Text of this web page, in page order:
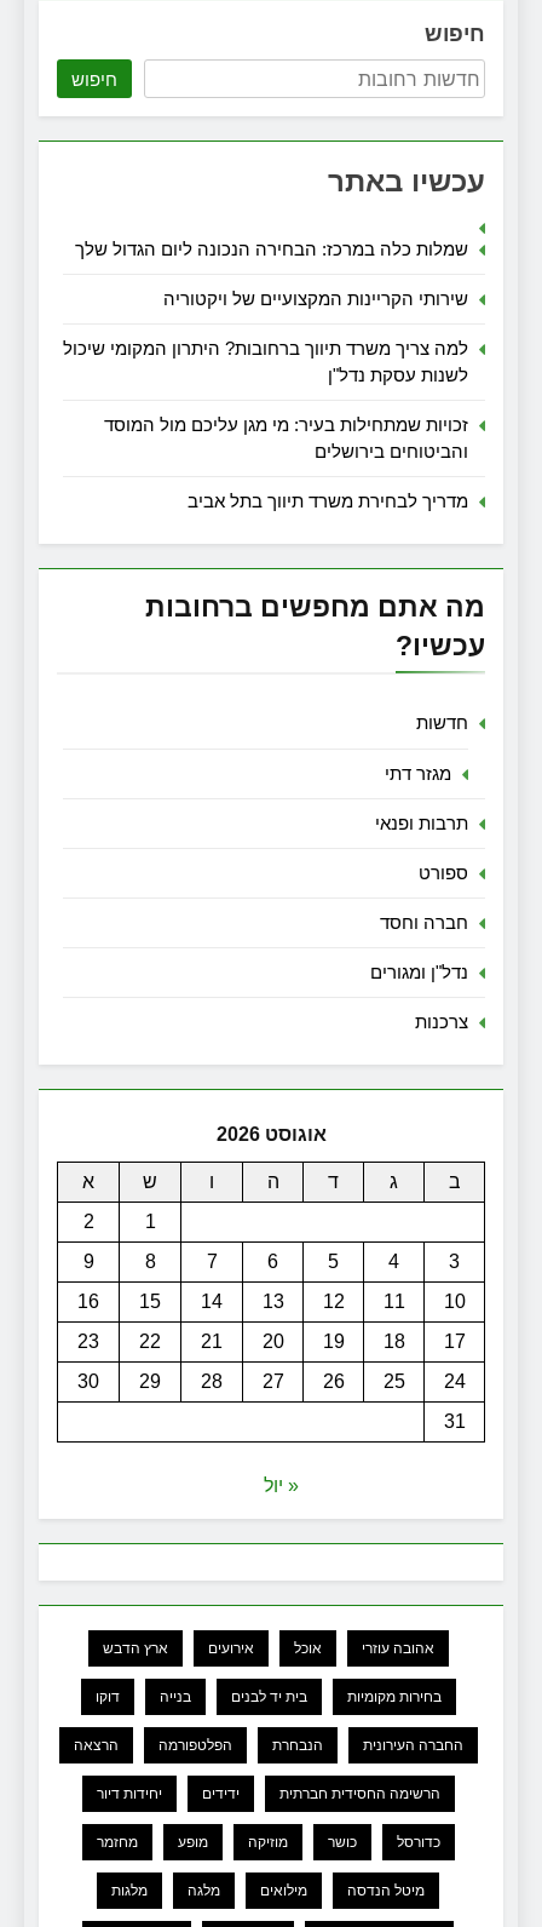
חיפוש
חיפוש
עכשיו באתר
שמלות כלה במרכז: הבחירה הנכונה ליום הגדול שלך
שירותי הקריינות המקצועיים של ויקטוריה
למה צריך משרד תיווך ברחובות? היתרון המקומי שיכול
לשנות עסקת נדל"ן
זכויות שמתחילות בעיר: מי מגן עליכם מול המוסד
והביטוחים בירושלים
מדריך לבחירת משרד תיווך בתל אביב
מה אתם מחפשים ברחובות
עכשיו?
חדשות
מגזר דתי
תרבות ופנאי
ספורט
חברה וחסד
נדל"ן ומגורים
צרכנות
אוגוסט 2026
ב ג ד ה ו ש
א
1
2
3
4
5
6
7
8
9
10
11
12
13
14
15
16
17
18
19
20
21
22
23
24
25
26
27
28
29
30
31
« יול
אהובה עוזרי אוכל אירועים ארץ הדבש
בחירות מקומיות בית יד לבנים בנייה דוקו
החברה העירונית הנבחרת הפלטפורמה הרצאה
הרשימה החסידית חברתית ידידים יחידות דיור
כדורסל כושר מוזיקה מופע מחזמר
מיטל הנדסה מילואים מלגה מלגות